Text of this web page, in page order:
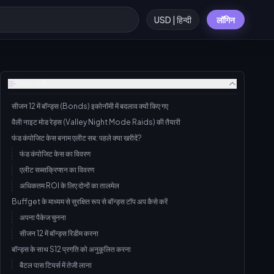
USD | हिन्दी लॉगिन
सीजन 12 में बॉन्ड्स (Bonds) इकोनॉमी में बदलाव क्यों किए गए
वैली नाइट मोड रेड्स (Valley Night Mode Raids) की तैयारी
फंड कंपोजिट केस बनाम एलीट सब: पहले क्या खरीदें?
फंड कंपोजिट केस का विवरण
एलीट सब्सक्रिप्शन का विवरण
अधिकतम ROI के लिए दोनों का तालमेल
Buffget के माध्यम से सुरक्षित रूप से बॉन्ड्स टॉप अप कैसे करें
अपना पैकेज चुनना
सीजन 12 में बॉन्ड्स रिडीम करना
बॉन्ड्स के साथ S12 प्रगति को अनुकूलित करना
बैटल पास टियर्स में तेजी लाना